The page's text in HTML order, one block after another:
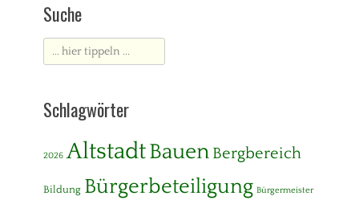
Suche
Suche
nach:
Schlagwörter
2026 AltstadtBauen Bergbereich
Bildung Bürgerbeteiligung Bürgermeister